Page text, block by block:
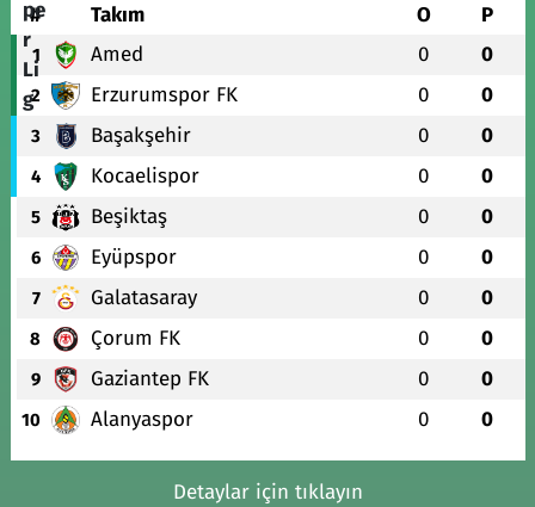
# Takım O P
1 Amed 0 0
2 Erzurumspor FK 0 0
3 Başakşehir 0 0
4 Kocaelispor 0 0
5 Beşiktaş 0 0
6 Eyüpspor 0 0
7 Galatasaray 0 0
8 Çorum FK 0 0
9 Gaziantep FK 0 0
10 Alanyaspor 0 0
Detaylar için tıklayın